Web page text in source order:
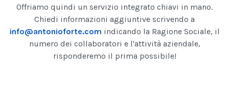
Offriamo quindi un servizio integrato chiavi in mano.
Chiedi informazioni aggiuntive scrivendo a
info@antonioforte.com indicando la Ragione Sociale, il
numero dei collaboratori e l'attività aziendale,
risponderemo il prima possibile!